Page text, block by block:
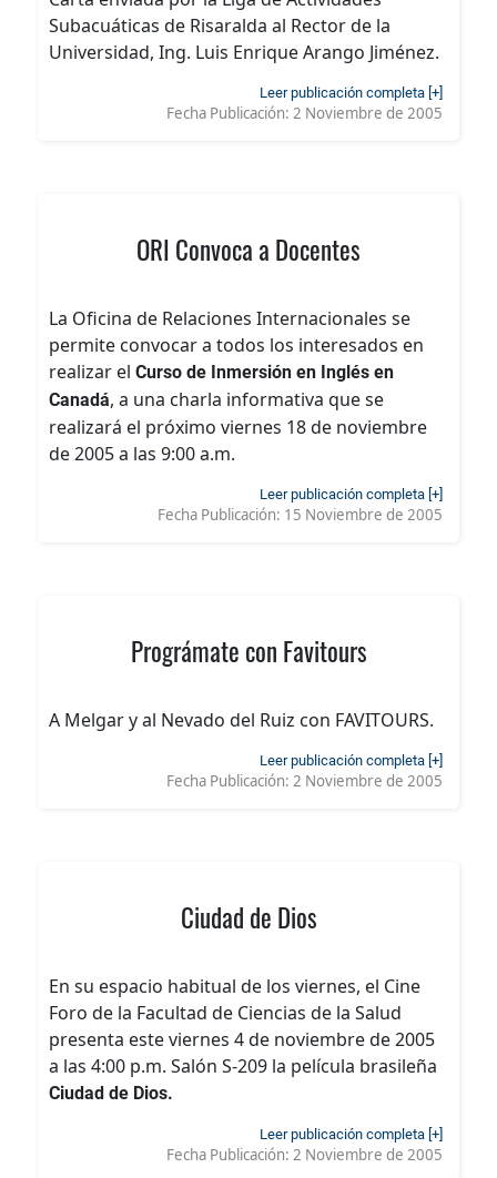
Subacuáticas de Risaralda al Rector de la
Universidad, Ing. Luis Enrique Arango Jiménez.
Leer publicación completa [+]
Fecha Publicación: 2 Noviembre de 2005
ORI Convoca a Docentes
La Oficina de Relaciones Internacionales se
permite convocar a todos los interesados en
realizar el Curso de Inmersión en Inglés en
Canadá, a una charla informativa que se
realizará el próximo viernes 18 de noviembre
de 2005 a las 9:00 a.m.
Leer publicación completa [+]
Fecha Publicación: 15 Noviembre de 2005
Prográmate con Favitours
A Melgar y al Nevado del Ruiz con FAVITOURS.
Leer publicación completa [+]
Fecha Publicación: 2 Noviembre de 2005
Ciudad de Dios
En su espacio habitual de los viernes, el Cine
Foro de la Facultad de Ciencias de la Salud
presenta este viernes 4 de noviembre de 2005
a las 4:00 p.m. Salón S-209 la película brasileña
Ciudad de Dios.
Leer publicación completa [+]
Fecha Publicación: 2 Noviembre de 2005